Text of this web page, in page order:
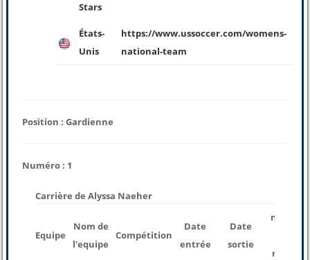
Stars
États-
Unis
https://www.ussoccer.com/womens-
national-team
Position : Gardienne
Numéro : 1
Carrière de Alyssa Naeher
Equipe
Nom de
l'equipe
Compétition
Date
entrée
Date
sortie
nombre
matchs